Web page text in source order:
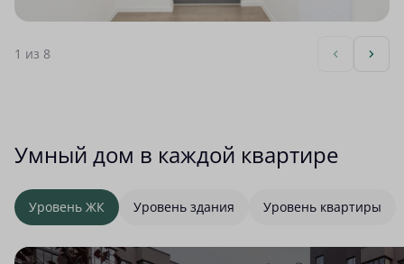
1 из 8
Умный дом в каждой квартире
Уровень ЖК Уровень здания Уровень квартиры